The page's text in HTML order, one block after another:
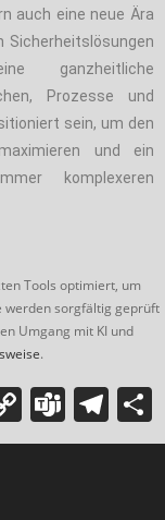
auch eine neue Ära
Sicherheitslösungen
ganzheitliche
Prozesse und
sein, um den
und ein
komplexeren
Tools optimiert, um
werden sorgfältig geprüft
Umgang mit KI und
.
C
o
T
e
T
el